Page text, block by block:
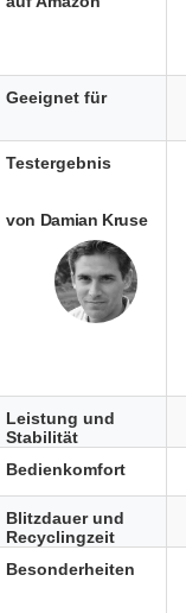
Geeignet für
Testergebnis
von Damian Kruse
Leistung und
Stabilität
Bedienkomfort
Blitzdauer und
Recyclingzeit
Besonderheiten